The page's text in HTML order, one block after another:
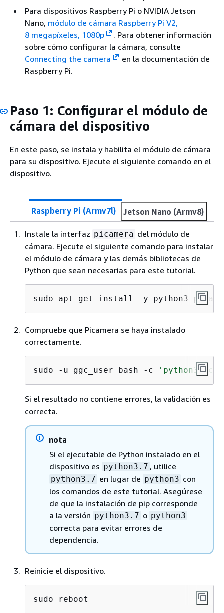
Para dispositivos Raspberry Pi o NVIDIA Jetson
Nano, módulo de cámara Raspberry Pi V2,
8 megapíxeles, 1080p
. Para obtener información
sobre cómo configurar la cámara, consulte
Connecting the camera
en la documentación de
Raspberry Pi.
Paso 1: Configurar el módulo de
cámara del dispositivo
En este paso, se instala y habilita el módulo de cámara
para su dispositivo. Ejecute el siguiente comando en el
dispositivo.
Raspberry Pi (Armv7l) Jetson Nano (Armv8)
Instale la interfaz picamera del módulo de
cámara. Ejecute el siguiente comando para instalar
el módulo de cámara y las demás bibliotecas de
Python que sean necesarias para este tutorial.
sudo apt-get install -y python3-
Compruebe que Picamera se haya instalado
correctamente.
sudo -u ggc_user bash -c 'python3 -c
Si el resultado no contiene errores, la validación es
correcta.
nota
Si el ejecutable de Python instalado en el
dispositivo es python3.7 , utilice
python3.7 en lugar de python3 con
los comandos de este tutorial. Asegúrese
de que la instalación de pip corresponde
a la versión python3.7 o python3
correcta para evitar errores de
dependencia.
Reinicie el dispositivo.
sudo reboot